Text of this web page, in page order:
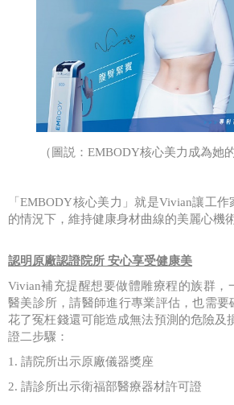
（圖説： EMBODY核心美力成為她
「EMBODY核心美力」就是Vivian讓工作
的情況下，維持健康身材曲線的美麗心機術
認明原廠認證院所 安心享受健康美
Vivian補充提醒想要做體雕療程的族群，
醫美診所，請醫師進行專業評估，也需要
花了冤枉錢還可能造成無法預測的危險及
證二步驟：
1. 請院所出示原廠儀器獎座
2. 請診所出示衛福部醫療器材許可證